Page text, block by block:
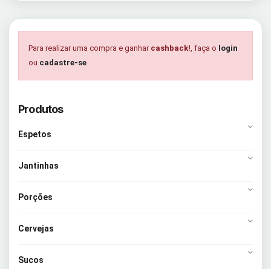
Para realizar uma compra e ganhar cashback!, faça o login
ou cadastre-se
Produtos
Espetos
Jantinhas
Porções
Cervejas
Sucos